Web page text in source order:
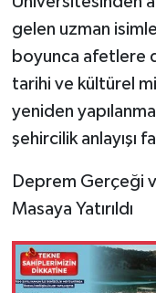
gelen uzman
boyunca afetlere
tarihi ve kültürel
yeniden
şehircilik anlayışı
Deprem Gerçeği
Masaya Yatırıldı